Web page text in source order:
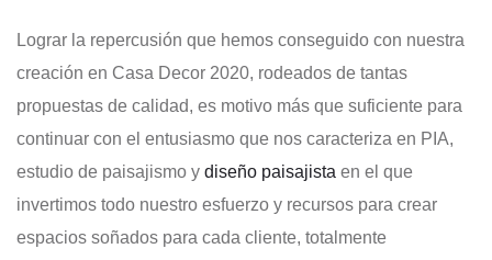
Lograr la repercusión que hemos conseguido con nuestra
creación en Casa Decor 2020, rodeados de tantas
propuestas de calidad, es motivo más que suficiente para
continuar con el entusiasmo que nos caracteriza en PIA,
estudio de paisajismo y diseño paisajista en el que
invertimos todo nuestro esfuerzo y recursos para crear
espacios soñados para cada cliente, totalmente